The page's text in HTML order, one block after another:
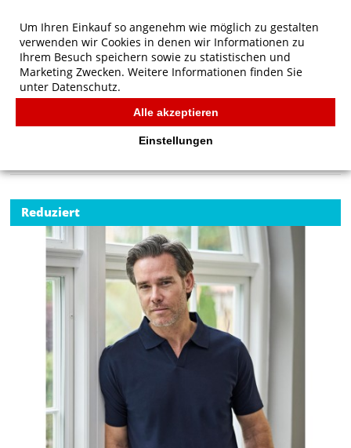
Tee Jays Luxury Stretch V-Neck Polo
Reduziert
Um Ihren Einkauf so angenehm wie möglich zu gestalten
verwenden wir Cookies in denen wir Informationen zu
Ihrem Besuch speichern sowie zu statistischen und
Marketing Zwecken. Weitere Informationen finden Sie
unter Datenschutz.
Alle akzeptieren
Einstellungen